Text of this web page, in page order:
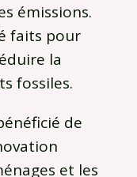
émissions.
faits pour
la
fossiles.
de
et les